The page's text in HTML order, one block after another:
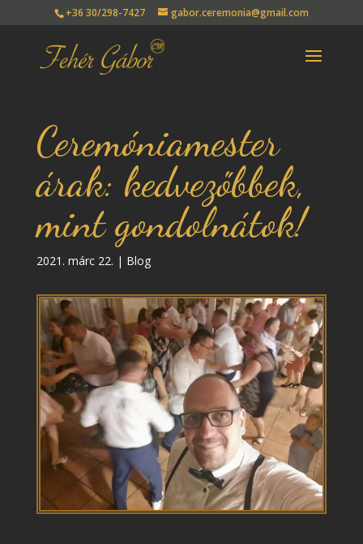
+36 30/298-7427 gabor.ceremonia@gmail.com
Ceremóniamester
árak: kedvezőbbek,
mint gondolnátok!
2021. márc 22. | Blog